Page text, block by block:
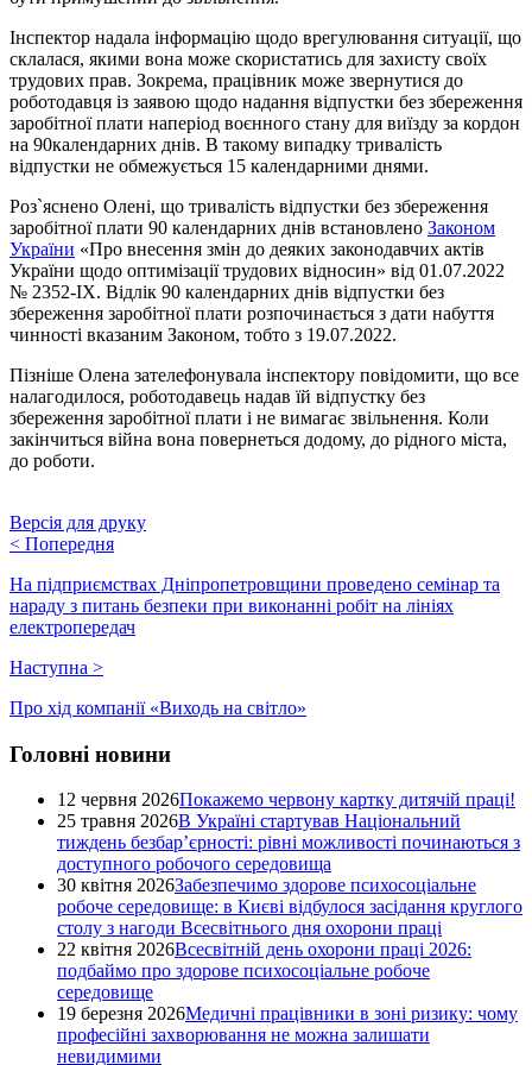
Інспектор надала інформацію щодо врегулювання ситуації, що
склалася, якими вона може скористатись для захисту своїх
трудових прав. Зокрема, працівник може звернутися до
роботодавця із заявою щодо надання відпустки без збереження
заробітної плати наперіод воєнного стану для виїзду за кордон
на 90календарних днів. В такому випадку тривалість
відпустки не обмежується 15 календарними днями.
Роз`яснено Олені, що тривалість відпустки без збереження
заробітної плати 90 календарних днів встановлено Законом
України «Про внесення змін до деяких законодавчих актів
України щодо оптимізації трудових відносин» від 01.07.2022
№ 2352-IX. Відлік 90 календарних днів відпустки без
збереження заробітної плати розпочинається з дати набуття
чинності вказаним Законом, тобто з 19.07.2022.
Пізніше Олена зателефонувала інспектору повідомити, що все
налагодилося, роботодавець надав їй відпустку без
збереження заробітної плати і не вимагає звільнення. Коли
закінчиться війна вона повернеться додому, до рідного міста,
до роботи.
Версія для друку
< Попередня
На підприємствах Дніпропетровщини проведено семінар та
нараду з питань безпеки при виконанні робіт на лініях
електропередач
Наступна >
Про хід компанії «Виходь на світло»
Головні новини
12 червня 2026Покажемо червону картку дитячій праці!
25 травня 2026В Україні стартував Національний
тиждень безбар’єрності: рівні можливості починаються з
доступного робочого середовища
30 квітня 2026Забезпечимо здорове психосоціальне
робоче середовище: в Києві відбулося засідання круглого
столу з нагоди Всесвітнього дня охорони праці
22 квітня 2026Всесвітній день охорони праці 2026:
подбаймо про здорове психосоціальне робоче
середовище
19 березня 2026Медичні працівники в зоні ризику: чому
професійні захворювання не можна залишати
невидимими